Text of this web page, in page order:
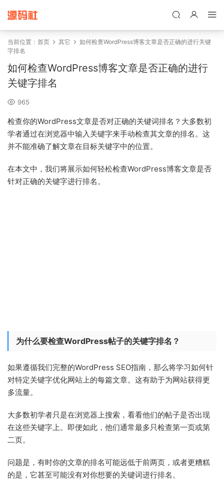
当前位置： 首页 其它
如何检查WordPress博客文章是否正确的进行关键
字排名
如何检查WordPress博客文章是否正确的进行
关键字排名
965
检查你的WordPress文章是否对正确的关键词排名？大多数初
学者通过在浏览器中输入关键字来手动检查其文章的排名。这
并不能准确了解文章在目标关键字中的位置。
在本文中，我们将展示如何轻松检查WordPress博客文章是否
针对正确的关键字进行排名。
为什么要检查WordPress帖子的关键字排名？
如果遵循我们完整的WordPress SEO指南，那么将学习如何针
对特定关键字优化网站上的每篇文章。这有助于为网站获得更
多流量。
大多数初学者只是在浏览器上搜索，看看他们的帖子是否出现
在这些关键字上。即便如此，他们通常最多只检查第一页或第
二页。
问题是，有时你的文章的排名可能远低于前两页，或者更糟糕
的是，它甚至可能没有对你想要的关键词进行排名。